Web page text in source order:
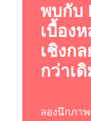
พบกับ
เบื้อง
เชิงก
กว่าเ
ลองนึกภา